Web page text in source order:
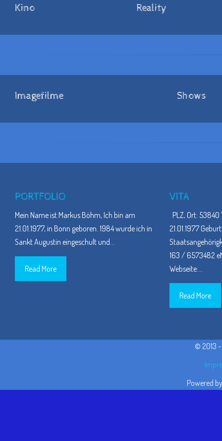
Kino Reality
Imagefilme Shows
PORTFOLIO
Mein Name ist Markus Böhm, Ich bin am
21.01.1977, in Bonn geboren. 1984 wurde ich in
Sankt Augustin eingeschult und
Read More
VITA
PLZ, Ort:
21.01.1977
163 / 6573482
Webseite:
Read More
© 2013
Powered